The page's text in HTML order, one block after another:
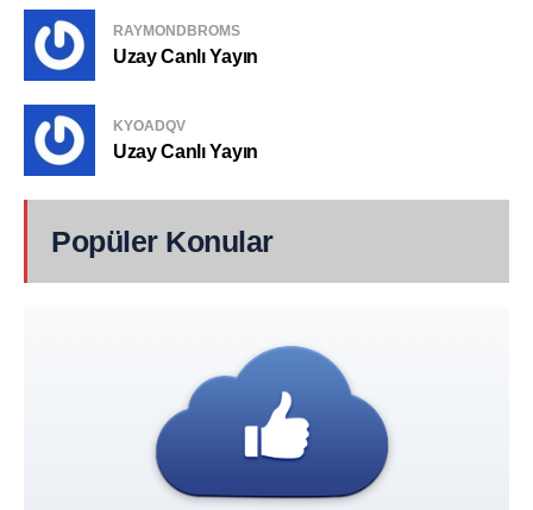
RAYMONDBROMS
Uzay Canlı Yayın
KYOADQV
Uzay Canlı Yayın
Popüler Konular